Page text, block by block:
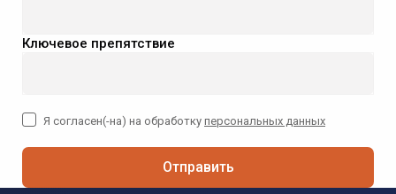
Ключевое препятствие
Отправить
Я согласен(-на) на обработку персональных данных